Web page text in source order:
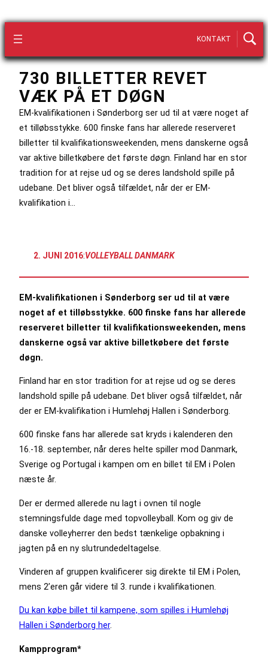
KONTAKT
730 BILLETTER REVET
VÆK PÅ ET DØGN
EM-kvalifikationen i Sønderborg ser ud til at være noget af
et tilløbsstykke. 600 finske fans har allerede reserveret
billetter til kvalifikationsweekenden, mens danskerne også
var aktive billetkøbere det første døgn. Finland har en stor
tradition for at rejse ud og se deres landshold spille på
udebane. Det bliver også tilfældet, når der er EM-
kvalifikation i…
2. JUNI 2016:VOLLEYBALL DANMARK
EM-kvalifikationen i Sønderborg ser ud til at være
noget af et tilløbsstykke. 600 finske fans har allerede
reserveret billetter til kvalifikationsweekenden, mens
danskerne også var aktive billetkøbere det første
døgn.
Finland har en stor tradition for at rejse ud og se deres
landshold spille på udebane. Det bliver også tilfældet, når
der er EM-kvalifikation i Humlehøj Hallen i Sønderborg.
600 finske fans har allerede sat kryds i kalenderen den
16.-18. september, når deres helte spiller mod Danmark,
Sverige og Portugal i kampen om en billet til EM i Polen
næste år.
Der er dermed allerede nu lagt i ovnen til nogle
stemningsfulde dage med topvolleyball. Kom og giv de
danske volleyherrer den bedst tænkelige opbakning i
jagten på en ny slutrundedeltagelse.
Vinderen af gruppen kvalificerer sig direkte til EM i Polen,
mens 2’eren går videre til 3. runde i kvalifikationen.
Du kan købe billet til kampene, som spilles i Humlehøj
Hallen i Sønderborg her.
Kampprogram*